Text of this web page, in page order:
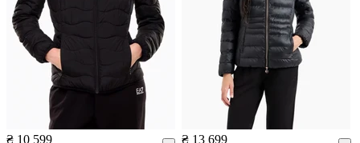
₴ 10 599
₴ 13 699